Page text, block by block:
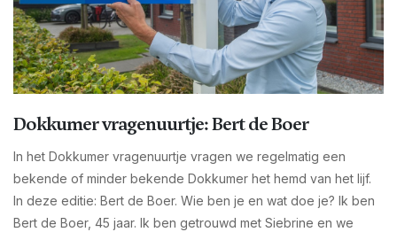
Dokkumer vragenuurtje: Bert de Boer
In het Dokkumer vragenuurtje vragen we regelmatig een
bekende of minder bekende Dokkumer het hemd van het lijf.
In deze editie: Bert de Boer. Wie ben je en wat doe je? Ik ben
Bert de Boer, 45 jaar. Ik ben getrouwd met Siebrine en we